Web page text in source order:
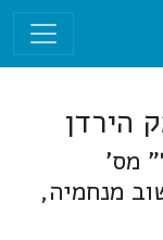
מס'
מנחמיה,